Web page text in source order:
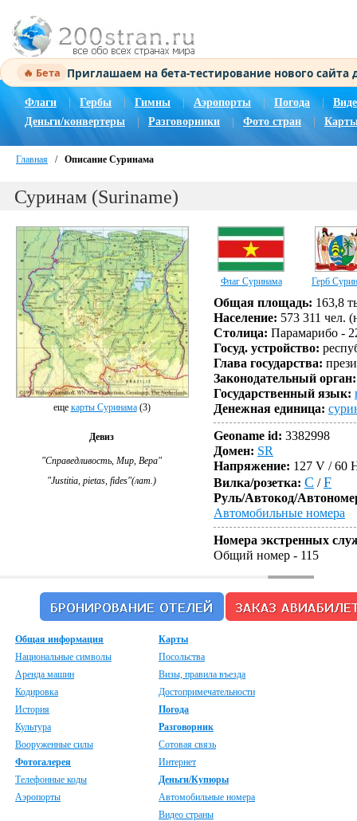
🔥 Бета Приглашаем на бета-тестирование нового
Флаги Гербы Гимны | Аэропорты Погода |
Деньги/конвертеры
Разговорники Фото стран
Главная / Описание Суринама
Суринам (Suriname)
еще карты Суринама(3)
Девиз
"Справедливость, Мир, Вера"
"Justitia, pietas, fides"(лат.)
Флаг Суринама Герб
Общая площадь: 163,8
Население: 573 311 чел.
Столица: Парамарибо -
Госуд. устройство:
Глава государства:
Законодательный орган:
Государственный язык:
Денежная единица:
Geoname id: 3382998
Домен: SR
Напряжение: 127 V / 60
Вилка/розетка: C /F
Руль/Автокод/
Автомобильные номера
Номера экстренных
Общий номер - 115
Общая информация
Национальные символы
Аренда машин
Кодировка
История
Культура
Вооруженные силы
Фотогалерея
Телефонные коды
Аэропорты
Карты
Посольства
Визы, правила въезда
Достопримечательности
Погода
Разговорник
Сотовая связь
Интернет
Деньги/Купюры
Автомобильные номера
Видео страны